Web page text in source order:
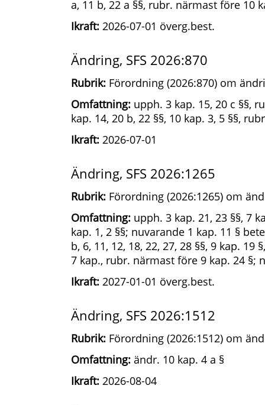
a, 11 b, 22 a §§, rubr. närmast före 10
Ikraft: 2026-07-01 överg.best.
Ändring, SFS 2026:870
Rubrik: Förordning (2026:870) om
Omfattning: upph. 3 kap. 15, 20 c §§,
kap. 14, 20 b, 22 §§, 10 kap. 3, 5 §§,
Ikraft: 2026-07-01
Ändring, SFS 2026:1265
Rubrik: Förordning (2026:1265) om
Omfattning: upph. 3 kap. 21, 23 §§, 7
kap. 1, 2 §§; nuvarande 1 kap. 11 §
b, 6, 11, 12, 18, 22, 27, 28 §§, 9 kap. 19
7 kap., rubr. närmast före 9 kap. 24 §;
Ikraft: 2027-01-01 överg.best.
Ändring, SFS 2026:1512
Rubrik: Förordning (2026:1512) om
Omfattning: ändr. 10 kap. 4 a §
Ikraft: 2026-08-04